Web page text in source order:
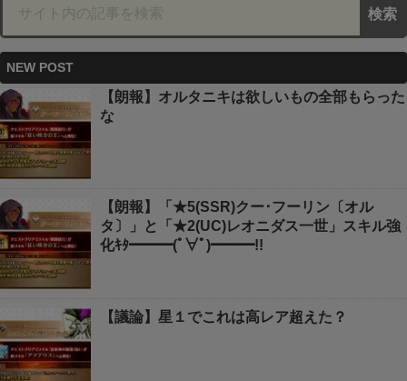
NEW POST
【朗報】オルタニキは欲しいもの全部もらった
な
【朗報】「★5(SSR)クー･フーリン〔オル
タ〕」と「★2(UC)レオニダス一世」スキル強
化ｷﾀ━━━(ﾟ∀ﾟ)━━━!!
【議論】星１でこれは高レア超えた？